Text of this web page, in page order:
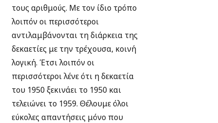
τους αριθμούς. Με τον ίδιο τρόπο
λοιπόν οι περισσότεροι
αντιλαμβάνονται τη διάρκεια της
δεκαετίες με την τρέχουσα, κοινή
λογική. Έτσι λοιπόν οι
περισσότεροι λένε ότι η δεκαετία
του 1950 ξεκινάει το 1950 και
τελειώνει το 1959. Θέλουμε όλοι
εύκολες απαντήσεις μόνο που